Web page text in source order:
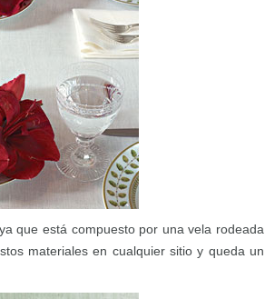
que está compuesto por una vela rodeada
materiales en cualquier sitio y queda un